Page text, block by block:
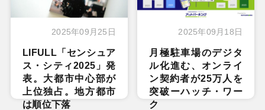
2025年09月25日
LIFULL「センシュア
ス・シティ2025」発
表。大都市中心部が
上位独占。地方都市
は順位下落
2025年09月18日
月極駐車場のデジタ
ル化進む、オンライ
ン契約者が25万人を
突破ーハッチ・ワー
ク